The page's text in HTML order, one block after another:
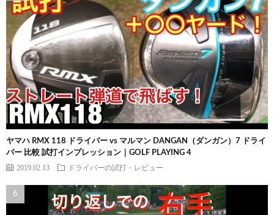
ヤマハ RMX 118 ドライバー vs マルマン DANGAN（ダンガン）7 ドライ
バー 比較 試打インプレッション｜GOLF PLAYING 4
2019.02.13 ドライバーの試打・レビュー